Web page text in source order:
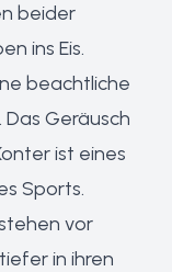
beider
ins Eis.
beachtliche
Geräusch
ist eines
Sports.
vor
in ihren